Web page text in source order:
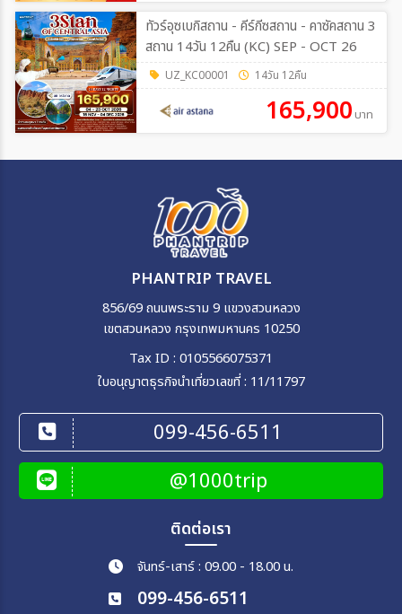
ทัวร์อุซเบกิสถาน - คีร์กีซสถาน - คาซัคสถาน 3
สถาน 14วัน 12คืน (KC) SEP - OCT 26
UZ_KC00001 14วัน 12คืน
165,900 บาท
PHANTRIP TRAVEL
856/69 ถนนพระราม 9 แขวงสวนหลวง
เขตสวนหลวง กรุงเทพมหานคร 10250
Tax ID : 0105566075371
ใบอนุญาตธุรกิจนำเที่ยวเลขที่ : 11/11797
099-456-6511
@1000trip
ติดต่อเรา
จันทร์-เสาร์ : 09.00 - 18.00 น.
099-456-6511